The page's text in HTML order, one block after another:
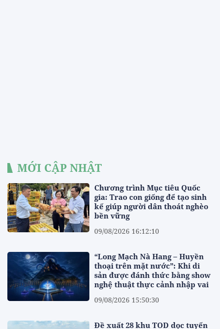
MỚI CẬP NHẬT
Chương trình Mục tiêu Quốc
gia: Trao con giống để tạo sinh
kế giúp người dân thoát nghèo
bền vững
09/08/2026 16:12:10
“Long Mạch Nà Hang – Huyền
thoại trên mặt nước”: Khi di
sản được đánh thức bằng show
nghệ thuật thực cảnh nhập vai
09/08/2026 15:50:30
Đề xuất 28 khu TOD dọc tuyến